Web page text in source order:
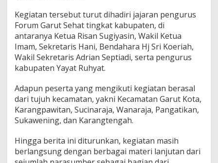
Kegiatan tersebut turut dihadiri jajaran pengurus
Forum Garut Sehat tingkat kabupaten, di
antaranya Ketua Risan Sugiyasin, Wakil Ketua
Imam, Sekretaris Hani, Bendahara Hj Sri Koeriah,
Wakil Sekretaris Adrian Septiadi, serta pengurus
kabupaten Yayat Ruhyat.
Adapun peserta yang mengikuti kegiatan berasal
dari tujuh kecamatan, yakni Kecamatan Garut Kota,
Karangpawitan, Sucinaraja, Wanaraja, Pangatikan,
Sukawening, dan Karangtengah.
Hingga berita ini diturunkan, kegiatan masih
berlangsung dengan berbagai materi lanjutan dari